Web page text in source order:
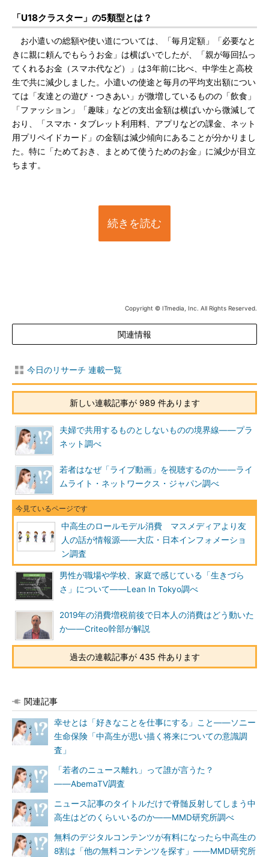
「U18クラスター」の5類型とは？
お小遣いの総額や使い道については、「毎月定額」「必要なと
きに親に頼んでもらうお金」は横ばいでしたが、「親が毎回払っ
てくれるお金（スマホ代など）」は3年前に比べ、中学生と高校
生で共に減少しました。小遣いの使途と毎月の平均支出額につい
ては「友達との遊び・つきあい」が微増しているものの「飲食」
「ファッション」「趣味」などの支出金額は横ばいから微減して
おり、「スマホ・タブレット利用料、アプリなどの課金、ネット
用プリペイドカード」の金額は減少傾向にあることが分かりまし
た。特に「ためておき、まとめて使うためのお金」に減少が目立
ちます。
続きを読む
Copyright © ITmedia, Inc. All Rights Reserved.
関連情報
今日のリサーチ 連載一覧
新しい連載記事が 989 件あります
夫婦で共用するものとしないものの境界線――プラ
ネット調べ
若者はなぜ「ライブ動画」を視聴するのか――ライ
ムライト・ネットワークス・ジャパン調べ
中高生のロールモデル消費 マスメディアより友
人の話が情報源――大広・日本インフォメーショ
ン調査
男性が職場や学校、家庭で感じている「生きづら
さ」について――Lean In Tokyo調べ
2019年の消費増税前後で日本人の消費はどう動いた
か――Criteo幹部が解説
過去の連載記事が 435 件あります
関連記事
幸せとは「好きなことを仕事にする」こと――ソニー
生命保険「中高生が思い描く将来についての意識調
査」
「若者のニュース離れ」って誰が言うた？
――AbemaTV調査
ニュース記事のタイトルだけで脊髄反射してしまう中
高生はどのくらいいるのか――MMD研究所調べ
無料のデジタルコンテンツが有料になったら中高生の
8割は「他の無料コンテンツを探す」――MMD研究所